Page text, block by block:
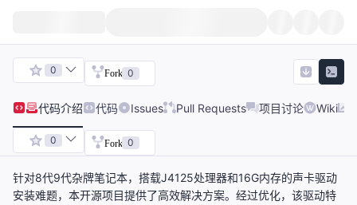
0 Fork 0
代码介绍 代码 Issues Pull Requests 项目讨论 Wiki
0 Fork 0
针对8代9代杂牌笔记本，搭载J4125处理器和16G内存的声卡驱动
安装难题，本开源项目提供了高效解决方案。经过优化，该驱动特